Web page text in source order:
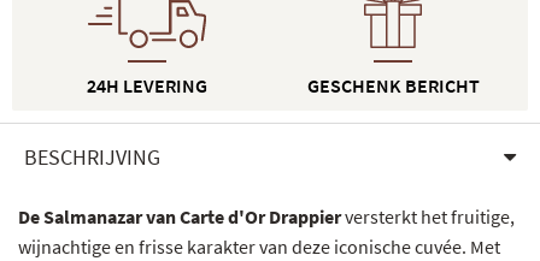
24H LEVERING GESCHENK BERICHT
BESCHRIJVING
De Salmanazar van Carte d'Or Drappierversterkt het fruitige,
wijnachtige en frisse karakter van deze iconische cuvée. Met